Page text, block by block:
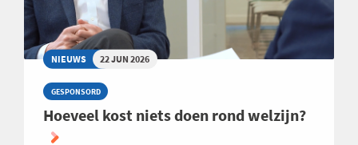
NIEUWS 22 JUN 2026
GESPONSORD
Hoeveel kost niets doen rond welzijn?